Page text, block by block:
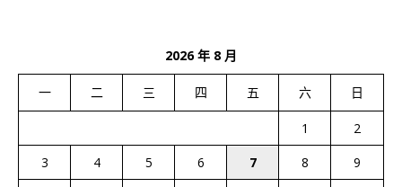
2026 年 8 月
一 二 三 四 五 六 日
1
2
3
4 5 6 7 8
9